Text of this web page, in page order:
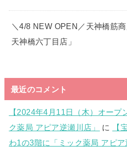
＼4/8 NEW OPEN／天神橋筋
天神橋六丁目店」
最近のコメント
【2024年4月11日（木）オープ
ク薬局 アピア逆瀬川店」
に
【
わ1の3階に「ミック薬局 アピ